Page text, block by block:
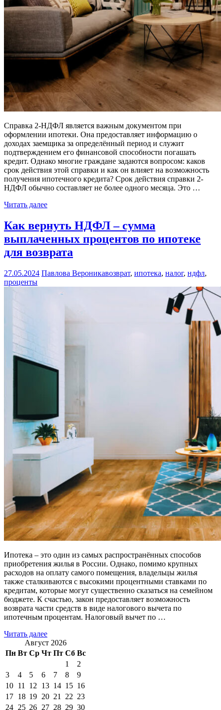
Справка 2-НДФЛ является важным документом при
оформлении ипотеки. Она предоставляет информацию о
доходах заемщика за определённый период и служит
подтверждением его финансовой способности погашать
кредит. Однако многие граждане задаются вопросом: каков
срок действия этой справки и как он влияет на возможность
получения ипотечного кредита? Срок действия справки 2-
НДФЛ обычно составляет не более одного месяца. Это …
Читать далее
Как вернуть НДФЛ – сумма
выплаченных процентов по ипотеке
для возврата
27.05.2024 Павлова Вероникавозврат, ипотека, налог, ндфл,
проценты
Ипотека – это один из самых распространённых способов
приобретения жилья в России. Однако, помимо крупных
расходов на оплату самого помещения, владельцы жилья
также сталкиваются с высокими процентными ставками по
кредитам, которые могут существенно сказаться на семейном
бюджете. К счастью, закон предоставляет возможность
возврата части средств в виде налогового вычета по
ипотечным процентам. Налоговый вычет по …
Читать далее
Август 2026
Пн Вт Ср Чт Пт Сб Вс
1
2
3
4 5 6 7 8
9
10 11 12 13 14 15 16
17 18 19 20 21 22 23
24 25 26 27 28 29 30